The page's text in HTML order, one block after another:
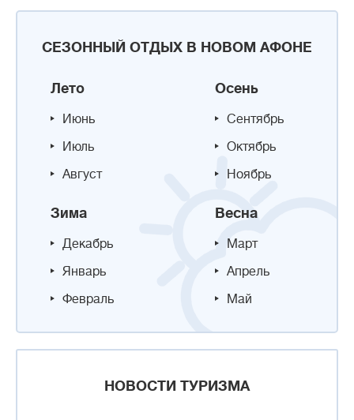
СЕЗОННЫЙ ОТДЫХ В НОВОМ АФОНЕ
Лето
Июнь
Июль
Август
Осень
Сентябрь
Октябрь
Ноябрь
Зима
Декабрь
Январь
Февраль
Весна
Март
Апрель
Май
НОВОСТИ ТУРИЗМА